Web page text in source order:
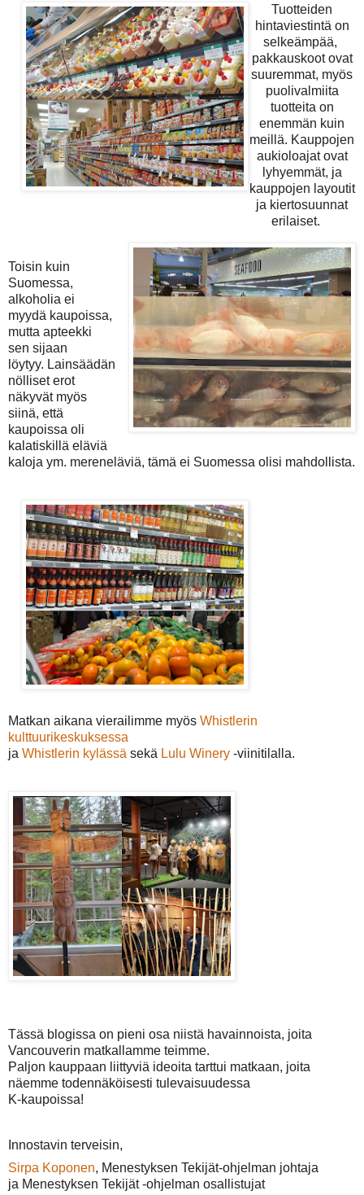
Tuotteiden
hintaviestintä on
selkeämpää,
pakkauskoot ovat
suuremmat, myös
puolivalmiita
tuotteita on
enemmän kuin
meillä. Kauppojen
aukioloajat ovat
lyhyemmät, ja
kauppojen layoutit
ja kiertosuunnat
erilaiset.
Toisin kuin
Suomessa,
alkoholia ei
myydä kaupoissa,
mutta apteekki
sen sijaan
löytyy. Lainsäädän
nölliset erot
näkyvät myös
siinä, että
kaupoissa oli
kalatiskillä eläviä
kaloja ym. mereneläviä, tämä ei Suomessa olisi mahdollista.
Matkan aikana vierailimme myös Whistlerin
kulttuurikeskuksessa
ja Whistlerin kylässä sekä Lulu Winery -viinitilalla.
Tässä blogissa on pieni osa niistä havainnoista, joita
Vancouverin matkallamme teimme.
Paljon kauppaan liittyviä ideoita tarttui matkaan, joita
näemme todennäköisesti tulevaisuudessa
K-kaupoissa!
Innostavin terveisin,
Sirpa Koponen, Menestyksen Tekijät-ohjelman johtaja
ja Menestyksen Tekijät -ohjelman osallistujat